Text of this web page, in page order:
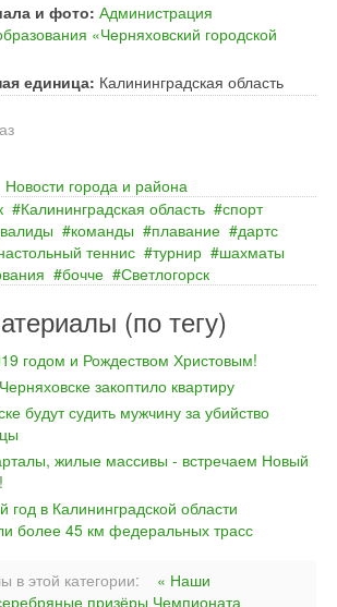
и фото: Администрация
«Черняховский городской
единица: Калининградская область
Новости города и района
Калининградская область
спорт
команды плавание
дартс
теннис турнир
шахматы
бочче Светлогорск
(по тегу)
годом и Рождеством Христовым!
закоптило квартиру
будут судить мужчину за убийство
жилые массивы - встречаем Новый
год в Калининградской области
более 45 км федеральных трасс
в этой категории:
« Наши
призёры Чемпионата